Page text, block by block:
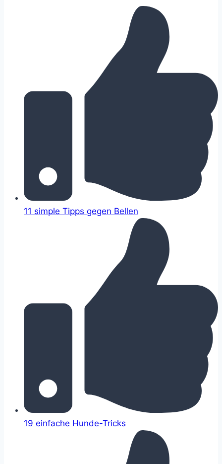
11 simple Tipps gegen Bellen
19 einfache Hunde-Tricks